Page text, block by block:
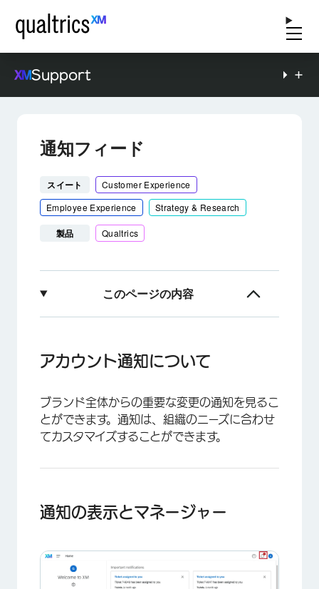
Support
通知フィード
スイート
Customer Experience
Employee Experience
Strategy & Research
製品 Qualtrics
このページの内容
通知の表示とマネージャー
通知サブスクリプションのマネージャー
モバイル通知
アカウント通知について
ブランド全体からの重要な変更の通知を見るこ
とができます。通知は、組織のニーズに合わせ
てカスタマイズすることができます。
通知の表示とマネージャー